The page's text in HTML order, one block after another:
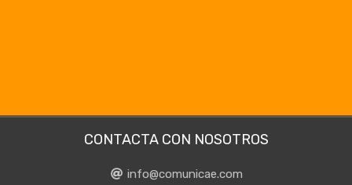
CONTACTA CON NOSOTROS
info@comunicae.com